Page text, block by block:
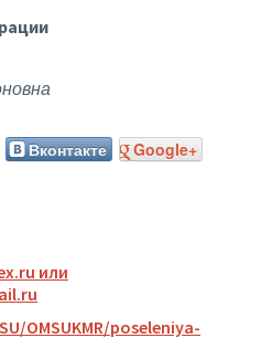
Вконтакте Google+
или
OMSUKMR/poseleniya-